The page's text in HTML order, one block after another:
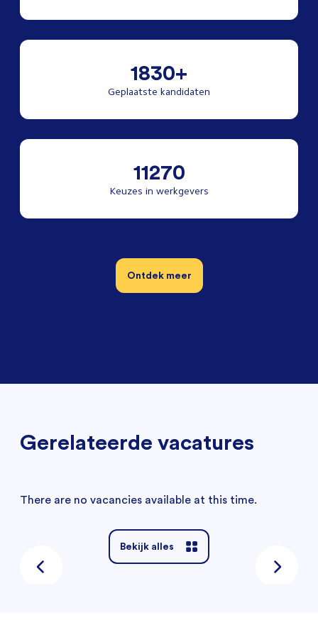
1830+
Geplaatste kandidaten
11270
Keuzes in werkgevers
Ontdek meer
Gerelateerde vacatures
There are no vacancies available at this time.
Bekijk alles